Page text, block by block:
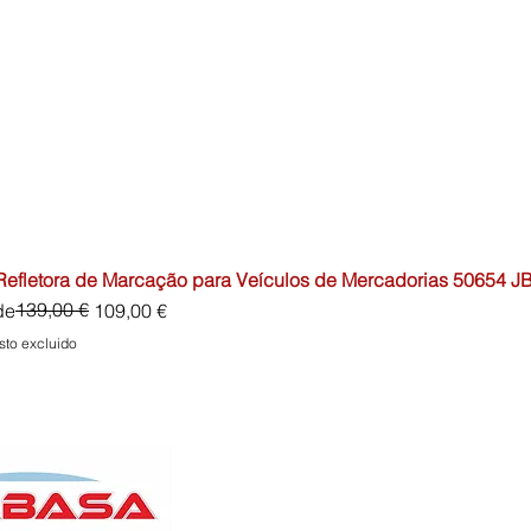
de Marcação para Veículos de Mercadorias 50654
139,00 € 109,00 €
de oferta
excluido